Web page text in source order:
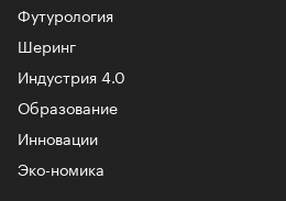
Футурология
Шеринг
Индустрия 4.0
Образование
Инновации
Эко-номика